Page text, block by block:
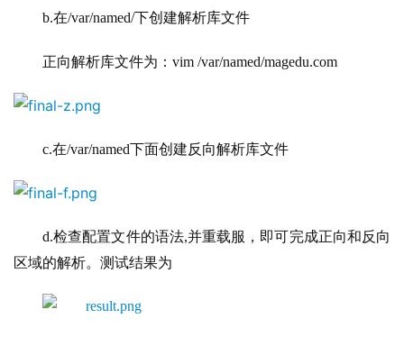
b.在/var/named/下创建解析库文件
正向解析库文件为：vim /var/named/magedu.com
c.在/var/named下面创建反向解析库文件
d.检查配置文件的语法,并重载服，即可完成正向和反向
区域的解析。测试结果为